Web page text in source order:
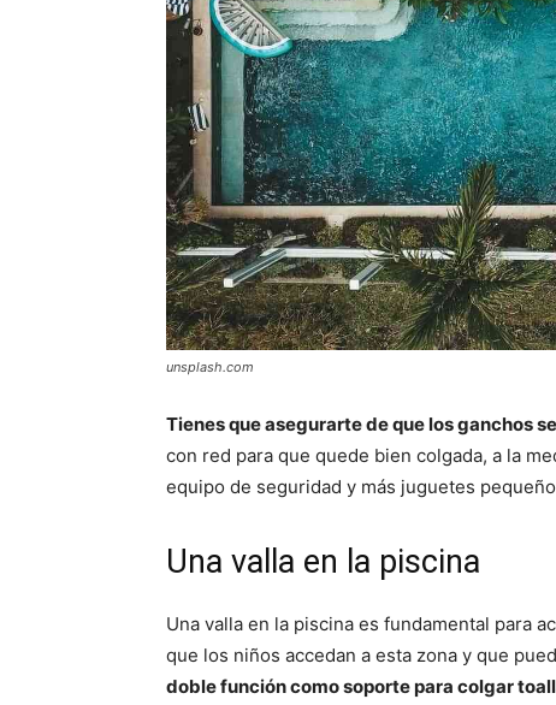
unsplash.com
Tienes que asegurarte de que los ganchos
con red para que quede bien colgada, a la
equipo de seguridad y más juguetes
Una valla en la piscina
Una valla en la piscina es fundamental para
que los niños accedan a esta zona y que
doble función como soporte para colgar